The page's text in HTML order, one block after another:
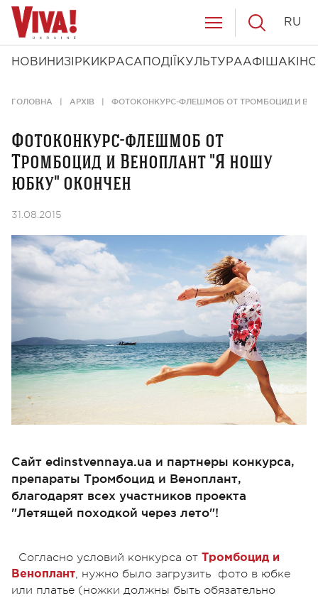
НОВИНИ ЗІРКИ КРАСА ПОДІЇ КУЛЬТУРААФІША КІНО
RU
ГОЛОВНА АРХІВ ФОТОКОНКУРС-ФЛЕШМОБ ОТ ТРОМБОЦИД И
Фотоконкурс-флешмоб от
Тромбоцид и Веноплант "Я ношу
юбку" окончен
31.08.2015
Сайт edinstvennaya.ua и партнеры конкурса,
препараты Тромбоцид и Веноплант,
благодарят всех участников проекта
"Летящей походкой через лето"!
Согласно условий конкурса от Тромбоцид и
Веноплант, нужно было загрузить фото в юбке
или платье (ножки должны быть обязательно